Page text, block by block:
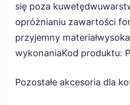
się poza
opróżnianiu zawartości
przyjemny
wykonaniaKod produktu:
Pozostałe akcesoria dla